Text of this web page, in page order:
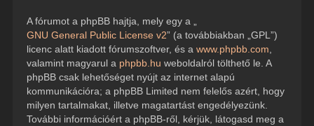
A fórumot a phpBB hajtja, mely egy a „
GNU General Public License v2” (a továbbiakban „GPL”)
licenc alatt kiadott fórumszoftver, és a www.phpbb.com
valamint magyarul a phpbb.hu weboldalról tölthető le. A
phpBB csak lehetőséget nyújt az internet alapú
kommunikációra; a phpBB Limited nem felelős azért, hogy
milyen tartalmakat, illetve magatartást engedélyezünk.
További információért a phpBB-ről, kérjük, látogasd meg a